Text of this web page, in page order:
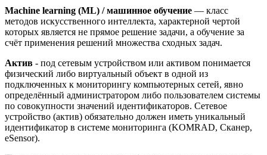
Machine learning (ML) / машинное обучение — класс
методов искусственного интеллекта, характерной чертой
которых является не прямое решение задачи, а обучение за
счёт применения решений множества сходных задач.
Актив - под сетевым устройством или активом понимается
физический либо виртуальный объект в одной из
подключенных к мониторингу компьютерных сетей, явно
определённый администратором либо пользователем системы
по совокупности значений идентификаторов. Сетевое
устройство (актив) обязательно должен иметь уникальный
идентификатор в системе мониторинга (KOMRAD, Сканер,
eSensor).